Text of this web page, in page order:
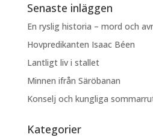
Senaste inläggen
En ryslig historia – mord och
Hovpredikanten Isaac Béen
Lantligt liv i stallet
Minnen ifrån Säröbanan
Konselj och kungliga
Kategorier